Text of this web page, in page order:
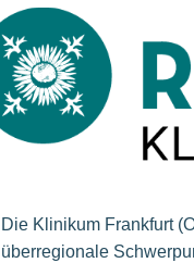
Die Klinikum Frankfurt
überregionale